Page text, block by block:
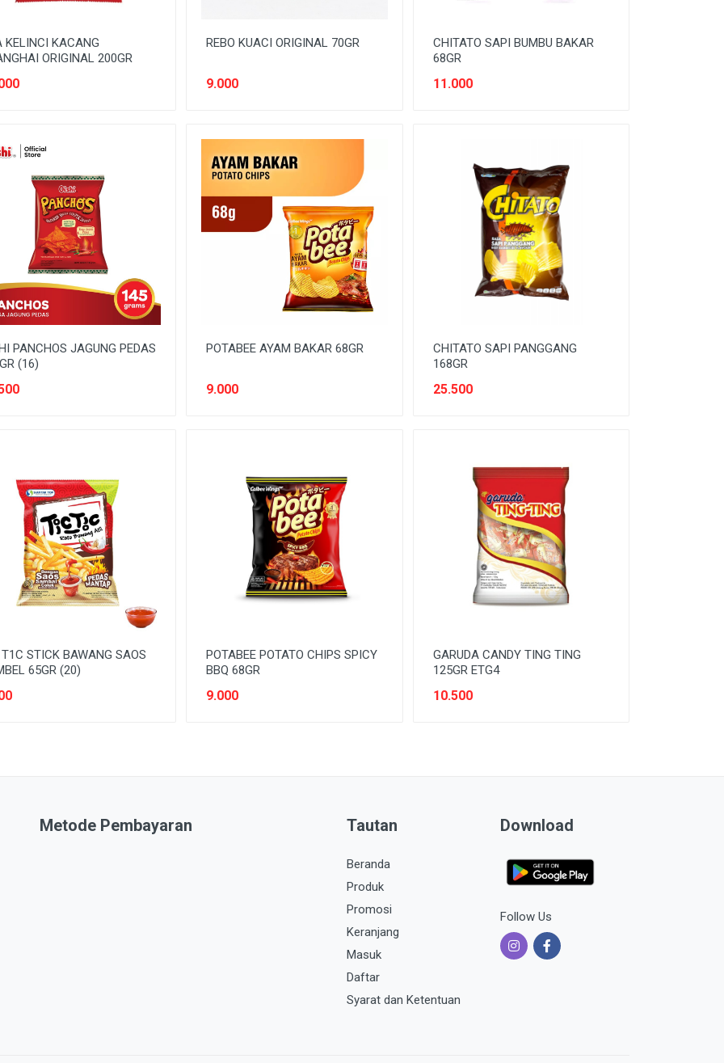
KELINCI KACANG
ORIGINAL 200GR
REBO KUACI ORIGINAL 70GR
9.000
CHITATO SAPI BUMBU BAKAR
68GR
11.000
PANCHOS JAGUNG PEDAS
(16)
POTABEE AYAM BAKAR 68GR
9.000
CHITATO SAPI PANGGANG
168GR
25.500
STICK BAWANG SAOS
65GR (20)
POTABEE POTATO CHIPS SPICY
BBQ 68GR
9.000
GARUDA CANDY TING TING
125GR ETG4
10.500
Metode Pembayaran Tautan
Beranda
Produk
Promosi
Keranjang
Masuk
Daftar
Syarat dan Ketentuan
Download
Follow Us